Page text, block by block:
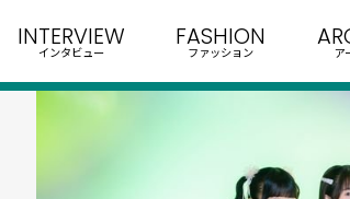
INTERVIEW
インタビュー
FASHION
ファッション ア